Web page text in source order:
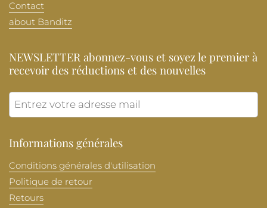
Contact
about Banditz
NEWSLETTER abonnez-vous et soyez le premier à
recevoir des réductions et des nouvelles
Informations générales
Conditions générales d'utilisation
Politique de retour
Retours